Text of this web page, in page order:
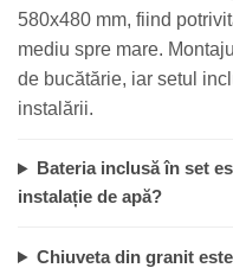
580x480 mm, fiind
mediu spre mare.
de bucătărie, iar setul
instalării.
Bateria inclusă în set
instalație de apă?
Chiuveta din granit